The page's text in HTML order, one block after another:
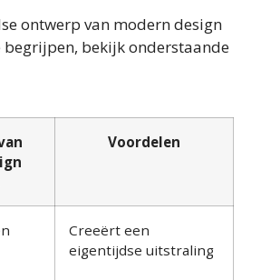
ontwerp van modern design
begrijpen, bekijk onderstaande
Voordelen
Creeërt een
eigentijdse uitstraling